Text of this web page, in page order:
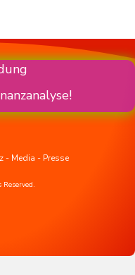
- Media - Presse